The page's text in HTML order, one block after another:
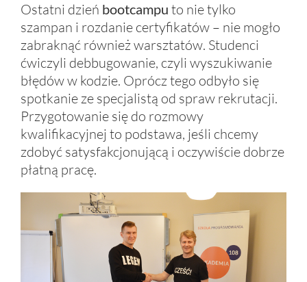
Ostatni dzień bootcampu to nie tylko
szampan i rozdanie certyfikatów – nie mogło
zabraknąć również warsztatów. Studenci
ćwiczyli debbugowanie, czyli wyszukiwanie
błędów w kodzie. Oprócz tego odbyło się
spotkanie ze specjalistą od spraw rekrutacji.
Przygotowanie się do rozmowy
kwalifikacyjnej to podstawa, jeśli chcemy
zdobyć satysfakcjonującą i oczywiście dobrze
płatną pracę.